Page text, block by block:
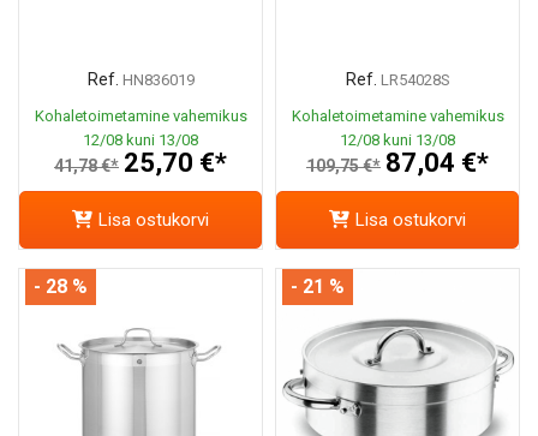
Ref. HN836019
Kohaletoimetamine vahemikus
12/08 kuni 13/08
41,78 €* 25,70 €*
Lisa ostukorvi
Ref. LR54028S
Kohaletoimetamine vahemikus
12/08 kuni 13/08
109,75 €* 87,04 €*
Lisa ostukorvi
- 28 % - 21 %